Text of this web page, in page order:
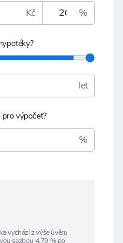
Kč %
let
výpočet?
%
vychází z výše úvěru
sazbou 4,79% po